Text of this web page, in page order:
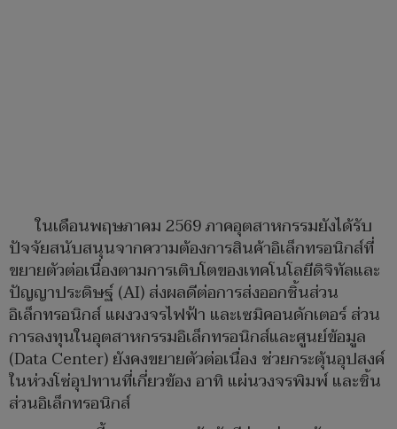
ในเดือนพฤษภาคม 2569 ภาคอุตสาหกรรมยังได้รับ
ปัจจัยสนับสนุนจากความต้องการสินค้าอิเล็กทรอนิกส์ที่
ขยายตัวต่อเนื่องตามการเติบโตของเทคโนโลยีดิจิทัลและ
ปัญญาประดิษฐ์ (AI) ส่งผลดีต่อการส่งออกชิ้นส่วน
อิเล็กทรอนิกส์ แผงวงจรไฟฟ้า และเซมิคอนดักเตอร์ ส่วน
การลงทุนในอุตสาหกรรมอิเล็กทรอนิกส์และศูนย์ข้อมูล
(Data Center) ยังคงขยายตัวต่อเนื่อง ช่วยกระตุ้นอุปสงค์
ในห่วงโซ่อุปทานที่เกี่ยวข้อง อาทิ แผ่นวงจรพิมพ์ และชิ้น
ส่วนอิเล็กทรอนิกส์